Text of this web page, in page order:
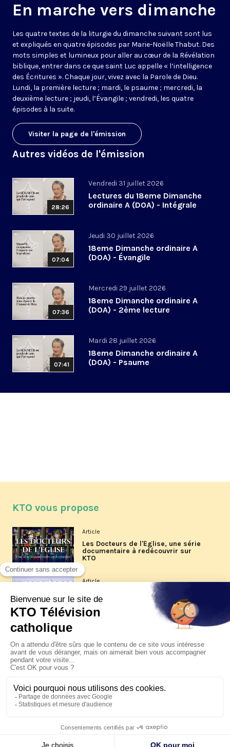
En marche vers dimanche
Les quatre textes de la liturgie du dimanche suivant sont lus
et expliqués en quatre épisodes par Marie-Noëlle Thabut. Des
mots simples et lumineux pour aller au cœur de la Révélation
biblique, entrer dans ce que saint Luc appelle « l’intelligence
des Écritures ». Chaque jour, vivez avec la Parole de Dieu.
Lundi, la première lecture ; mardi, le psaume ; mercredi, la
deuxième lecture ; jeudi, l’Évangile ; vendredi, les quatre
épisodes à la suite.
Visiter la page de l'émission
Autres vidéos de l'émission
28:26
Vendredi 31 juillet 2026
Lectures du 18eme Dimanche
ordinaire A (DOA) - Intégrale
07:04
Jeudi 30 juillet 2026
18eme Dimanche ordinaire A
(DOA) - Évangile
07:36
Mercredi 29 juillet 2026
18eme Dimanche ordinaire A
(DOA) - 2ème lecture
07:41
Mardi 28 juillet 2026
18eme Dimanche ordinaire A
(DOA) - Psaume
KTO vous propose
Article
Les Docteurs de l'Église, une série
documentaire à redécouvrir sur
KTO
Article
Les reportages d'été 2026 de KTO
La visite pastorale du pape Léon
XIV à Assise à suivre sur KTO le
jeudi 6 août
Le pape en Uruguay, Argentine et
Pérou du 6 au 17 novembre 2026